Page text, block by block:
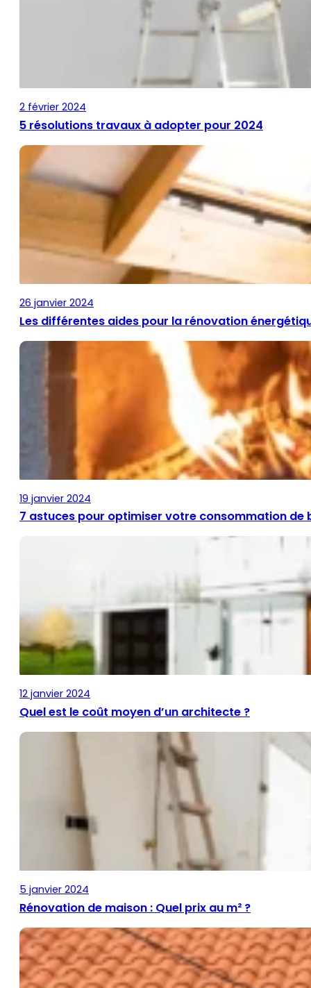
2 février 2024
5 résolutions travaux à adopter pour 2024
26 janvier 2024
Les différentes aides pour la rénovation
19 janvier 2024
7 astuces pour optimiser votre consommation de
12 janvier 2024
Quel est le coût moyen d’un architecte ?
5 janvier 2024
Rénovation de maison : Quel prix au m² ?